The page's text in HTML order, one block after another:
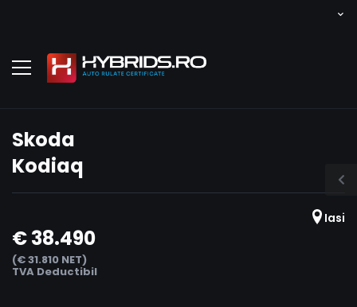
Skoda
Kodiaq
Iasi
€ 38.490
(€ 31.810 NET)
TVA Deductibil